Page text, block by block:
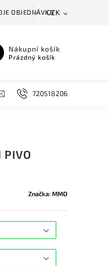
OBJEDNÁVKACZK
Nákupní košík
Prázdný košík
DOPLŇKY720518206
PIVO
Značka:MMO